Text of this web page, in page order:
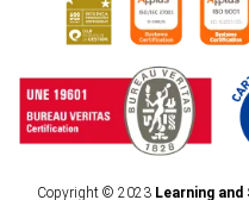
Copyright © 2023 Learning and